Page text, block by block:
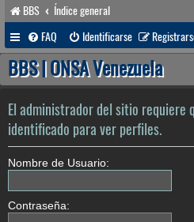
BBS
Índice general
FAQ
Identificarse
BBS | ONSA Venezuela
El administrador del sitio requiere
identificado para ver perfiles.
Nombre de Usuario:
Contraseña: